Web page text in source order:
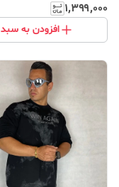
۱٬۳۹۹٬۰۰۰
افزودن به سبد